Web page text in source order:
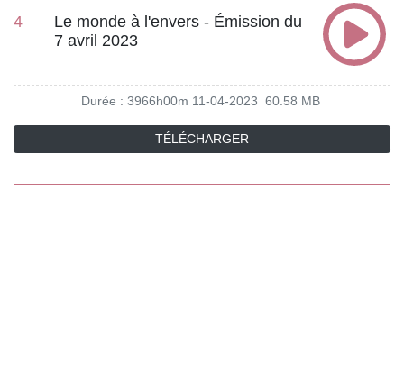
4
Le monde à l'envers - Émission du
7 avril 2023
Durée : 3966h00m 11-04-2023 60.58 MB
TÉLÉCHARGER